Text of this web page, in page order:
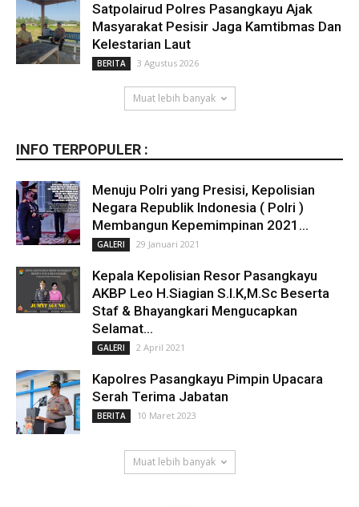
Satpolairud Polres Pasangkayu Ajak
Masyarakat Pesisir Jaga Kamtibmas Dan
Kelestarian Laut
BERITA 3 Agustus 2026
Muat lebih banyak
INFO TERPOPULER :
Menuju Polri yang Presisi, Kepolisian
Negara Republik Indonesia ( Polri )
Membangun Kepemimpinan 2021...
GALERI 29 Januari 2021
Kepala Kepolisian Resor Pasangkayu
AKBP Leo H.Siagian S.I.K,M.Sc Beserta
Staf & Bhayangkari Mengucapkan
Selamat...
GALERI 2 April 2021
Kapolres Pasangkayu Pimpin Upacara
Serah Terima Jabatan
BERITA 10 Maret 2023
Muat lebih banyak